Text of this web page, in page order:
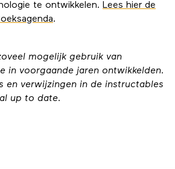
te ontwikkelen. Lees hier de
.
mogelijk gebruik van
in voorgaande jaren ontwikkelden.
en verwijzingen in de instructables
up to date.